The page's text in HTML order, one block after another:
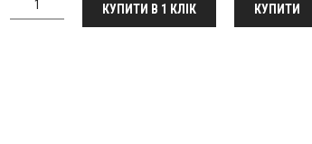
КУПИТИ В 1 КЛІК КУПИТИ